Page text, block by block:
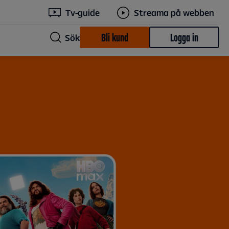
Tv-guide Streama på webben
Sök Bli kund Logga in